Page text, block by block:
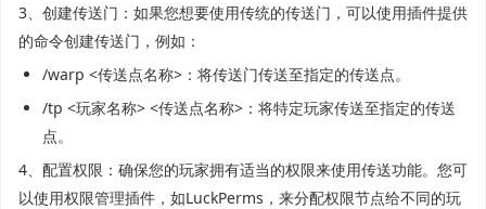
3、创建传送门：如果您想要使用传统的传送门，可以使用插件提供
的命令创建传送门，例如：
/warp <传送点名称>：将传送门传送至指定的传送点。
/tp <玩家名称> <传送点名称>：将特定玩家传送至指定的传送
点。
4、配置权限：确保您的玩家拥有适当的权限来使用传送功能。您可
以使用权限管理插件，如LuckPerms，来分配权限节点给不同的玩